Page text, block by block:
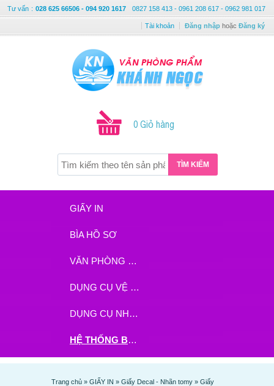
Tư vấn : 028 625 66506 - 094 920 1617 0827 158 413 - 0961 208 617 - 0962 981 017
Tài khoản Đăng nhập hoặc Đăng ký
0 Giỏ hàng
TÌM KIẾM
GIẤY IN
BÌA HỒ SƠ
VĂN PHÒNG PHẨM
DỤNG CỤ VỆ SINH
DỤNG CỤ NHÀ BẾP
HỆ THỐNG BHX - TGDĐ ĐẶT HÀNG TẠI ĐÂY
Trang chủ » GIẤY IN » Giấy Decal - Nhãn tomy » Giấy